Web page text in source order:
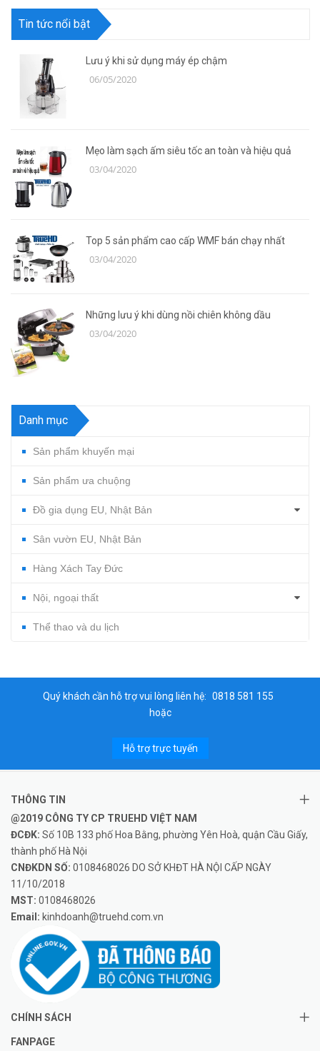
Tin tức nổi bật
Lưu ý khi sử dụng máy ép chậm
06/05/2020
Mẹo làm sạch ấm siêu tốc an toàn và hiệu quả
03/04/2020
Top 5 sản phẩm cao cấp WMF bán chạy nhất
03/04/2020
Những lưu ý khi dùng nồi chiên không dầu
03/04/2020
Danh mục
Sản phẩm khuyến mại
Sản phẩm ưa chuộng
Đồ gia dụng EU, Nhật Bản
Sân vườn EU, Nhật Bản
Hàng Xách Tay Đức
Nội, ngoại thất
Thể thao và du lịch
Quý khách cần hỗ trợ vui lòng liên hệ: 0818 581 155
hoặc
Hỗ trợ trực tuyến
THÔNG TIN
@2019 CÔNG TY CP TRUEHD VIỆT NAM
ĐCĐK: Số 10B 133 phố Hoa Bằng, phường Yên Hoà, quận Cầu Giấy,
thành phố Hà Nội
CNĐKDN SỐ: 0108468026 DO SỞ KHĐT HÀ NỘI CẤP NGÀY
11/10/2018
MST: 0108468026
Email: kinhdoanh@truehd.com.vn
CHÍNH SÁCH
FANPAGE